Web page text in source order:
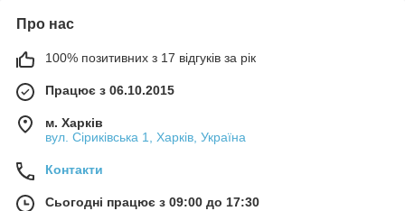
Про нас
100% позитивних з 17 відгуків за рік
Працює з 06.10.2015
м. Харків
вул. Сіриківська 1, Харків, Україна
Контакти
Сьогодні працює з 09:00 до 17:30